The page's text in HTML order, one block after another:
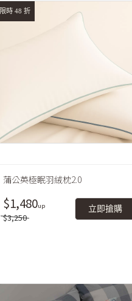
限時 48 折
蒲公英極眠羽絨枕2.0
$1,480
$3,250
立即搶購